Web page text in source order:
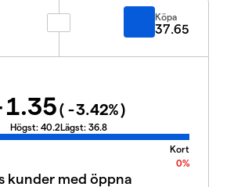
Köpa
37.65
( -3.42%)
Högst: 40.2Lägst: 36.8
Kort
0%
kunder med öppna